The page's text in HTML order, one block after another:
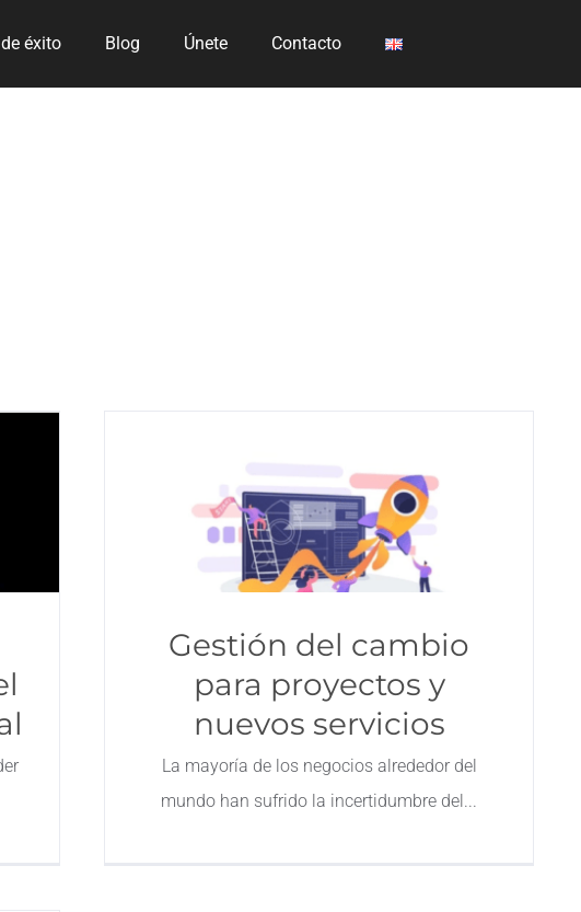
éxito Blog Únete Contacto
Gestión del cambio
para proyectos y
nuevos servicios
La mayoría de los negocios alrededor del
mundo han sufrido la incertidumbre del